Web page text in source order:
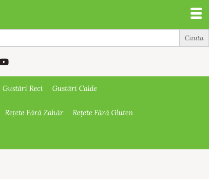
Gustări Reci Gustări Calde
Rețete Fără Zahăr Rețete Fără Gluten